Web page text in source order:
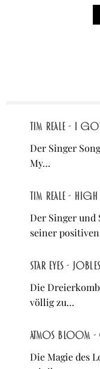
Tim Reale - I
Der Singer
My…
Tim Reale -
Der Singer und
seiner
Star Eyes -
Die
völlig zu…
atmos bloom
Die Magie des